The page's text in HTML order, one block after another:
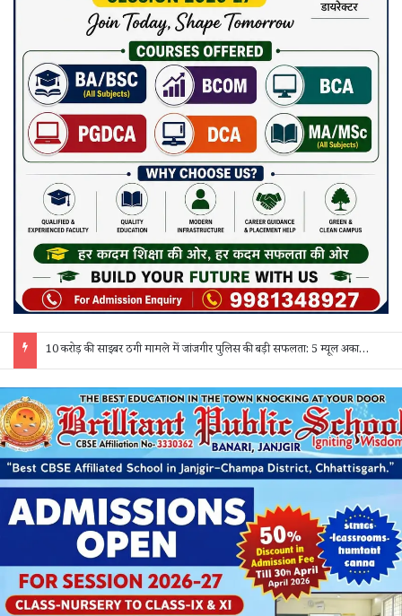
10 करोड़ की साइबर ठगी मामले में जांजगीर पुलिस की बड़ी सफलता: 5 म्यूल अकाउंट होल्डर गिरफ्तार